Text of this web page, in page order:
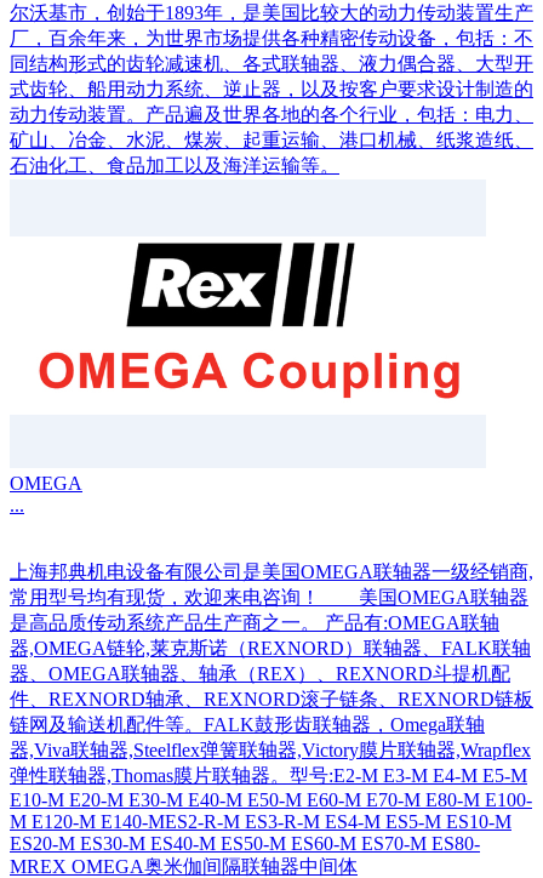
尔沃基市，创始于1893年，是美国比较大的动力传动装置生产
厂，百余年来，为世界市场提供各种精密传动设备，包括：不
同结构形式的齿轮减速机、各式联轴器、液力偶合器、大型开
式齿轮、船用动力系统、逆止器，以及按客户要求设计制造的
动力传动装置。产品遍及世界各地的各个行业，包括：电力、
矿山、冶金、水泥、煤炭、起重运输、港口机械、纸浆造纸、
石油化工、食品加工以及海洋运输等。
OMEGA
...
上海邦典机电设备有限公司是美国OMEGA联轴器一级经销商,
常用型号均有现货，欢迎来电咨询！ 美国OMEGA联轴器
是高品质传动系统产品生产商之一。 产品有:OMEGA联轴
器,OMEGA链轮,莱克斯诺（REXNORD）联轴器、FALK联轴
器、OMEGA联轴器、轴承（REX）、REXNORD斗提机配
件、REXNORD轴承、REXNORD滚子链条、REXNORD链板
链网及输送机配件等。FALK鼓形齿联轴器，Omega联轴
器,Viva联轴器,Steelflex弹簧联轴器,Victory膜片联轴器,Wrapflex
弹性联轴器,Thomas膜片联轴器。型号:E2-M E3-M E4-M E5-M
E10-M E20-M E30-M E40-M E50-M E60-M E70-M E80-M E100-
M E120-M E140-MES2-R-M ES3-R-M ES4-M ES5-M ES10-M
ES20-M ES30-M ES40-M ES50-M ES60-M ES70-M ES80-
MREX OMEGA奥米伽间隔联轴器中间体